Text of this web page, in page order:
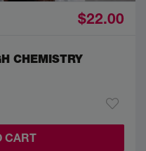
$22.00
CHEMISTRY
CART